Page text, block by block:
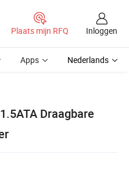
Plaats mijn RFQ Inloggen
Apps Nederlands
Draagbare